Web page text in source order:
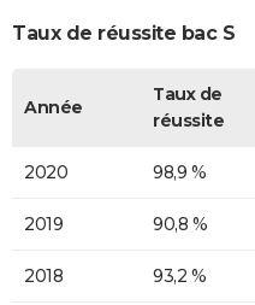
Taux de réussite bac S
Année
Taux de
réussite
2020 98,9 %
2019 90,8 %
2018 93,2 %